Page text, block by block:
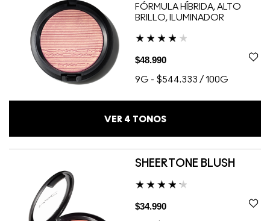
FÓRMULA HÍBRIDA, ALTO
BRILLO, ILUMINADOR
$48.990
9G - $544.333 / 100G
VER 4 TONOS
SHEERTONE BLUSH
$34.990